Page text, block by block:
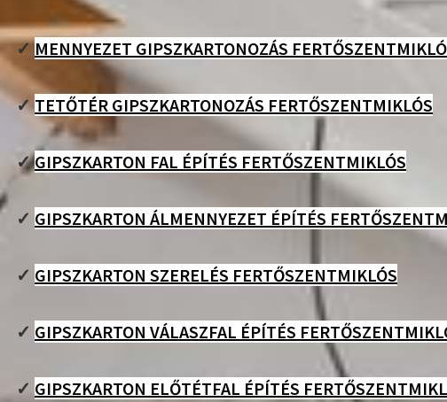
✓MENNYEZET GIPSZKARTONOZÁS
✓TETŐTÉR GIPSZKARTONOZÁS FERTŐSZENTMIKLÓS
✓GIPSZKARTON FAL ÉPÍTÉS FERTŐSZENTMIKLÓS
✓ GIPSZKARTON ÁLMENNYEZET ÉPÍTÉS
✓ GIPSZKARTON SZERELÉS FERTŐSZENTMIKLÓS
✓ GIPSZKARTON VÁLASZFAL ÉPÍTÉS
✓ GIPSZKARTON ELŐTÉTFAL ÉPÍTÉS